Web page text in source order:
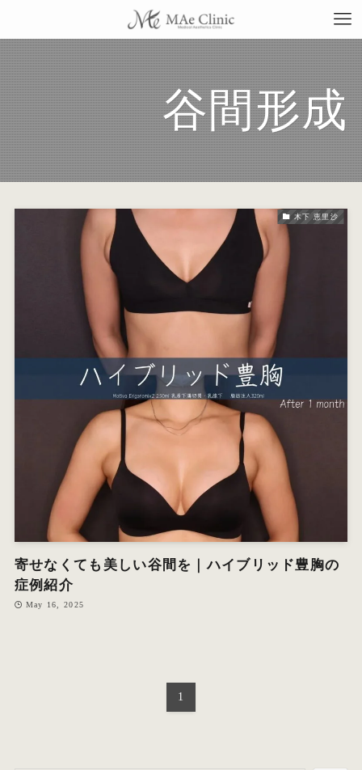
当
料
コ
オ
谷間形成
木下 恵里沙
寄せなくても美しい谷間を｜ハイブリッド豊胸の
症例紹介
May 16, 2025
1